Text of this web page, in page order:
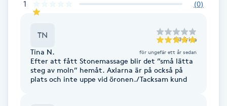
Enzympeeling
Extensions
Extensions borttagning
1 (0)
TN till Frida
Tina N. för ungefär ett år sedan
Efter att fått Stonemassage blir det ”små lätta
steg av moln” hemåt. Axlarna är på också på
plats och inte uppe vid öronen./Tacksam kund